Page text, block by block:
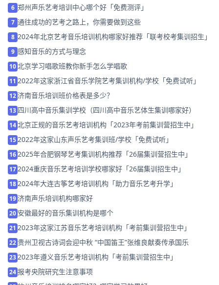
6 郑州声乐艺考培训中心哪个好「免费测评」
7 通往成功的艺考之路上，你需要做到这些
8 2024年北京艺考音乐培训机构哪家好推荐「联考校考集训招生」
9 感知音乐的方式与理念
10北京学习唱歌班教你新手怎么学唱歌
11 2022年这家浙江省音乐学院艺考集训机构/学校「免费试听」
12 济南音乐培训班价格表是多少？
13 四川高中音乐集训学校（四川高中音乐艺体生集训哪家好）
14北京正规的音乐艺考培训机构「2023年考前集训营招生中」
152022年这家山东声乐艺考集训班/学校「免费试听」
162025年合肥钢琴艺考集训机构推荐「26届集训营招生中」
172024重庆音乐艺考培训学校哪家好「26届集训招生中」
182024年大连古筝艺考培训机构「助力音乐艺考升学」
19 济南声乐培训机构哪家好
20 安徽最好的音乐集训机构是哪个
21 2023年这家江苏音乐艺考培训机构「考前集训营招生中」
22贵州卫视古诗词会迎中秋 “中国笛王”张维良献奏传承国乐
232023年遵义音乐艺考培训机构「考前集训营招生中」
24报考央院研究生注意事项